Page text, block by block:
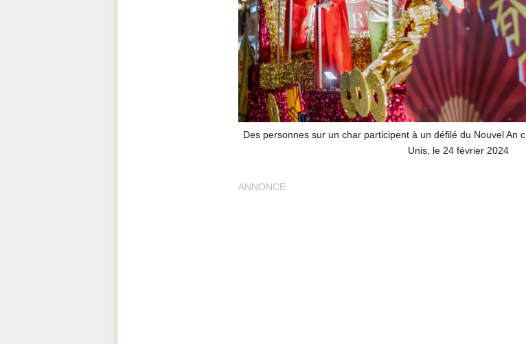
Des personnes sur un char participent à un défilé du Nouvel An
Unis, le 24 février 2024
ANNONCE